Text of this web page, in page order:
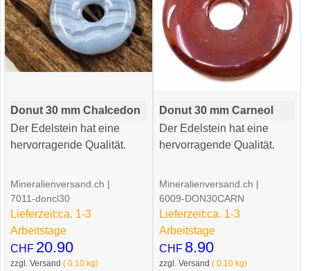
Donut 30 mm Chalcedon
Der Edelstein hat eine
hervorragende Qualität.
CHF 20.90
zzgl. Versand 0.10 kg
Mineralienversand.ch
7011-doncl30
Lieferzeit:ca. 1-3
Arbeitstage
Donut 30 mm Carneol
Der Edelstein hat eine
hervorragende Qualität.
CHF 8.90
zzgl. Versand 0.10kg
Mineralienversand.ch
6009-DON30CARN
Lieferzeit:ca. 1-3
Arbeitstage